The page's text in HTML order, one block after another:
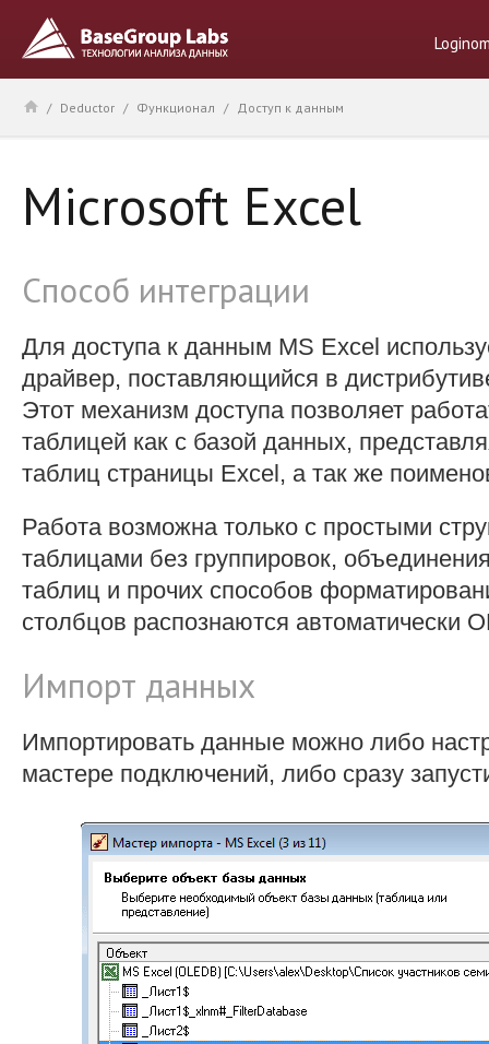
/ Deductor / Функционал / Доступ к данным
Microsoft Excel
Способ интеграции
Для доступа к данным MS Excel
драйвер, поставляющийся в
Этот механизм доступа позволяет
таблицей как с базой данных,
таблиц страницы Excel, а так же
Работа возможна только с простыми
таблицами без группировок,
таблиц и прочих способов
столбцов распознаются автоматически
Импорт данных
Импортировать данные можно либо
мастере подключений, либо сразу